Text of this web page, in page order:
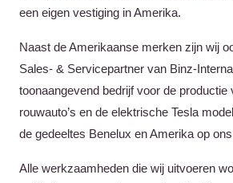
een eigen vestiging in Amerika.
Naast de Amerikaanse merken zijn wij
Sales- & Servicepartner van Binz-
toonaangevend bedrijf voor de
rouwauto’s en de elektrische Tesla
de gedeeltes Benelux en Amerika op
Alle werkzaamheden die wij uitvoeren